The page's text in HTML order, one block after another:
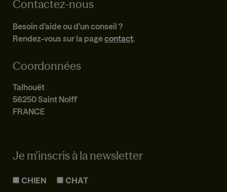
Contactez-nous
Besoin d’aide ou d’un conseil ?
Rendez-vous sur la pagecontact.
Coordonnées
Talhouët
56250 Saint Nolff
FRANCE
Je m'inscris à la newsletter
CHIEN CHAT